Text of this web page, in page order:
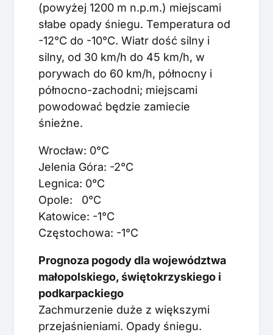
(powyżej 1200 m n.p.m.) miejscami
słabe opady śniegu. Temperatura od
-12°C do -10°C. Wiatr dość silny i
silny, od 30 km/h do 45 km/h, w
porywach do 60 km/h, północny i
północno-zachodni; miejscami
powodować będzie zamiecie
śnieżne.
Wrocław: 0°C
Jelenia Góra: -2°C
Legnica: 0°C
Opole: 0°C
Katowice: -1°C
Częstochowa: -1°C
Prognoza pogody dla województwa
małopolskiego, świętokrzyskiego i
podkarpackiego
Zachmurzenie duże z większymi
przejaśnieniami. Opady śniegu.